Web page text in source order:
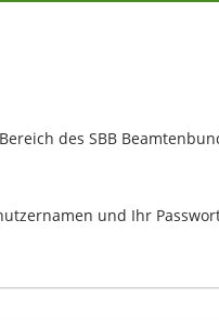
des SBB
und Ihr